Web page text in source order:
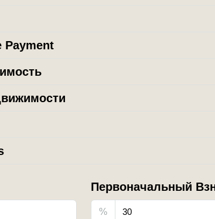
Payment
Первоначальный
%